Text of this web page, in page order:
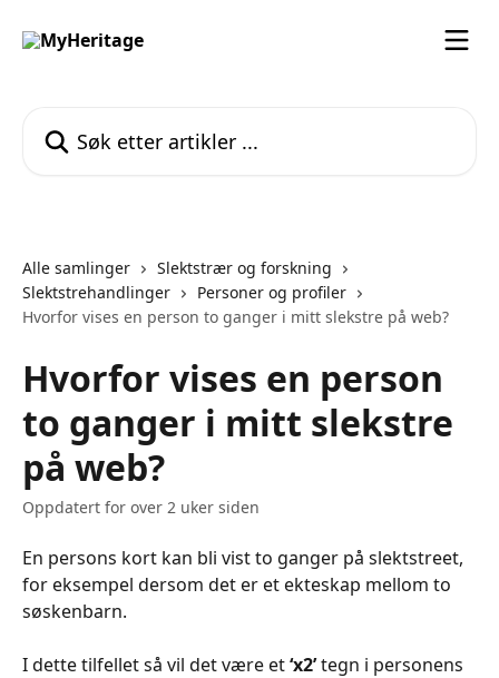
Alle samlinger
Slektstrær og forskning
Slektstrehandlinger
Personer og profiler
Hvorfor vises en person to ganger i mitt slekstre på web?
Hvorfor vises en person
to ganger i mitt slekstre
på web?
Oppdatert for over 2 uker siden
En persons kort kan bli vist to ganger på slektstreet,
for eksempel dersom det er et ekteskap mellom to
søskenbarn.
I dette tilfellet så vil det være et ‘x2’ tegn i personens